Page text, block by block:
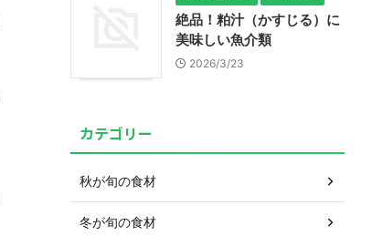
絶品！粕汁（かすじる）に
美味しい魚介類
2026/3/23
カテゴリー
秋が旬の食材
冬が旬の食材